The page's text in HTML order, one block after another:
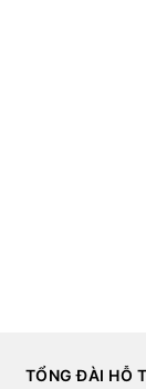
TỔNG ĐÀI HỖ